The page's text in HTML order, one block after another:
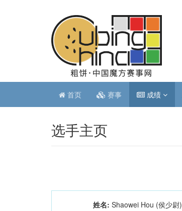
首页 赛事 成绩
选手主页
姓名: Shaowei Hou (侯少尉)